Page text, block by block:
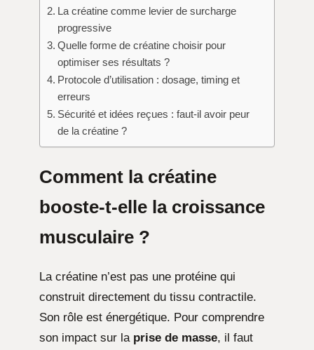
La créatine comme levier de surcharge
progressive
Quelle forme de créatine choisir pour
optimiser ses résultats ?
Protocole d’utilisation : dosage, timing et
erreurs
Sécurité et idées reçues : faut-il avoir peur
de la créatine ?
Comment la créatine
booste-t-elle la croissance
musculaire ?
La créatine n’est pas une protéine qui
construit directement du tissu contractile.
Son rôle est énergétique. Pour comprendre
son impact sur la prise de masse, il faut